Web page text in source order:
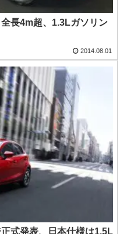
長4m超、1.3Lガソリン
2014.08.01
式発表、日本仕様は1.5L